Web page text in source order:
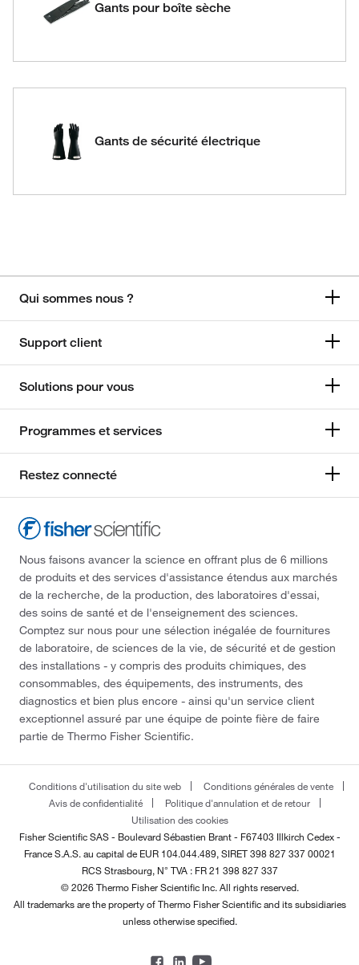
Gants pour boîte sèche
Gants de sécurité électrique
Qui sommes nous ?
Support client
Solutions pour vous
Programmes et services
Restez connecté
Nous faisons avancer la science en offrant plus de 6 millions
de produits et des services d'assistance étendus aux marchés
de la recherche, de la production, des laboratoires d'essai,
des soins de santé et de l'enseignement des sciences.
Comptez sur nous pour une sélection inégalée de fournitures
de laboratoire, de sciences de la vie, de sécurité et de gestion
des installations - y compris des produits chimiques, des
consommables, des équipements, des instruments, des
diagnostics et bien plus encore - ainsi qu'un service client
exceptionnel assuré par une équipe de pointe fière de faire
partie de Thermo Fisher Scientific.
Conditions d'utilisation du site web
Conditions générales de vente
Avis de confidentialité
Politique d'annulation et de retour
Utilisation des cookies
Fisher Scientific SAS - Boulevard Sébastien Brant - F67403 Illkirch Cedex -
FranceS.A.S. au capital de EUR 104.044.489, SIRET 398 827 337 00021
RCS Strasbourg, N° TVA : FR 21 398 827 337
© 2026 Thermo Fisher Scientific Inc. All rights reserved.
All trademarks are the property of Thermo Fisher Scientific and its subsidiaries
unless otherwise specified.